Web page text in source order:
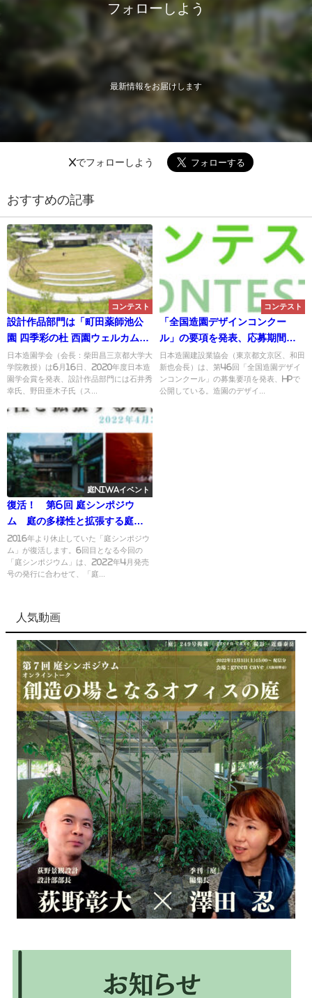
フォローしよう
最新情報をお届けします
Xでフォローしよう
おすすめの記事
コンテスト
設計作品部門は「町田薬師池公
園 四季彩の杜 西園ウェルカムゲ
ート」／2020年度日本造園学会
賞
日本造園学会（会長：柴田昌三京都大学大
学院教授）は6月16日、2020年度日本造
園学会賞を発表、設計作品部門には石井秀
幸氏、野田亜木子氏（ス...
コンテスト
「全国造園デザインコンクー
ル」の要項を発表、応募期間は
2020年1月6日～16日／日本造
園建設業協会
日本造園建設業協会（東京都文京区、和田
新也会長）は、第46回「全国造園デザイ
ンコンクール」の募集要項を発表、HPで
公開している。造園のデザイ...
庭NIWAイベント
復活！ 第6回 庭シンポジウ
ム 庭の多様性と拡張する庭師
の仕事 ＜現地参加可能＞
2016年より休止していた「庭シンポジウ
ム」が復活します。6回目となる今回の
「庭シンポジウム」は、2022年4月発売
号の発行に合わせて、「庭...
人気動画